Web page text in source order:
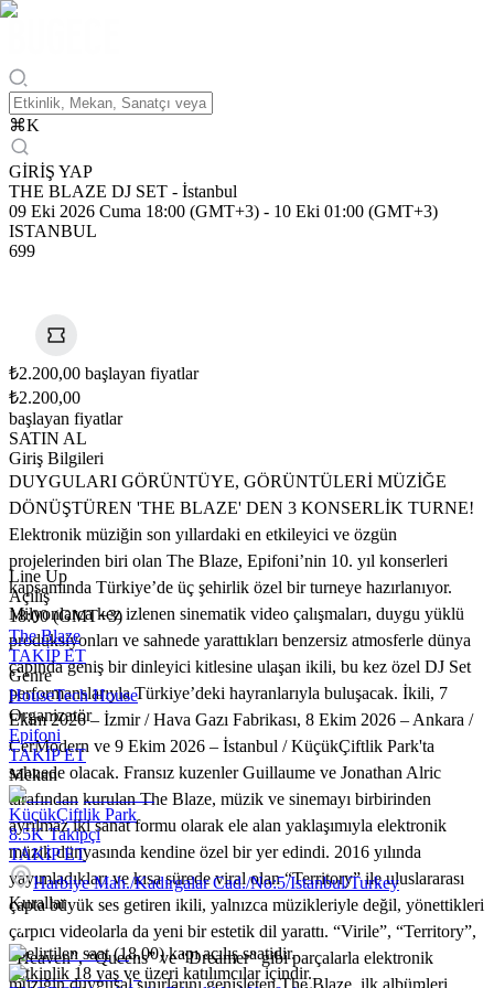
⌘K
GİRİŞ YAP
THE BLAZE DJ SET - İstanbul
09 Eki 2026 Cuma 18:00 (GMT+3) - 10 Eki 01:00 (GMT+3)
ISTANBUL
699
₺2.200,00 başlayan fiyatlar
₺2.200,00
başlayan fiyatlar
SATIN AL
Giriş Bilgileri
DUYGULARI GÖRÜNTÜYE, GÖRÜNTÜLERİ MÜZİĞE
DÖNÜŞTÜREN 'THE BLAZE' DEN 3 KONSERLİK TURNE!
Elektronik müziğin son yıllardaki en etkileyici ve özgün
projelerinden biri olan The Blaze, Epifoni’nin 10. yıl konserleri
kapsamında Türkiye’de üç şehirlik özel bir turneye hazırlanıyor.
Milyonlarca kez izlenen sinematik video çalışmaları, duygu yüklü
prodüksiyonları ve sahnede yarattıkları benzersiz atmosferle dünya
çapında geniş bir dinleyici kitlesine ulaşan ikili, bu kez özel DJ Set
performanslarıyla Türkiye’deki hayranlarıyla buluşacak. İkili, 7
Ekim 2026 – İzmir / Hava Gazı Fabrikası, 8 Ekim 2026 – Ankara /
CerModern ve 9 Ekim 2026 – İstanbul / KüçükÇiftlik Park'ta
sahnede olacak. Fransız kuzenler Guillaume ve Jonathan Alric
tarafından kurulan The Blaze, müzik ve sinemayı birbirinden
ayrılmaz iki sanat formu olarak ele alan yaklaşımıyla elektronik
müzik dünyasında kendine özel bir yer edindi. 2016 yılında
yayımladıkları ve kısa sürede viral olan “Territory” ile uluslararası
çapta büyük ses getiren ikili, yalnızca müzikleriyle değil, yönettikleri
çarpıcı videolarla da yeni bir estetik dil yarattı. “Virile”, “Territory”,
“Heaven”, “Queens” ve “Dreamer” gibi parçalarla elektronik
müziğin duygusal sınırlarını genişleten The Blaze, ilk albümleri
Line Up
Açılış
18:00 (GMT+3)
The Blaze
TAKİP ET
Genre
HouseTech House
Organizatör
Epifoni
TAKİP ET
Mekan
KüçükÇiftlik Park
8.5K Takipçi
TAKİP ET
Harbiye Mah./Kadırgalar Cad./No:5/Istanbul/Turkey
Kurallar
-Belirtilen saat (18.00) kapı açılış saatidir.
-Etkinlik 18 yaş ve üzeri katılımcılar içindir.